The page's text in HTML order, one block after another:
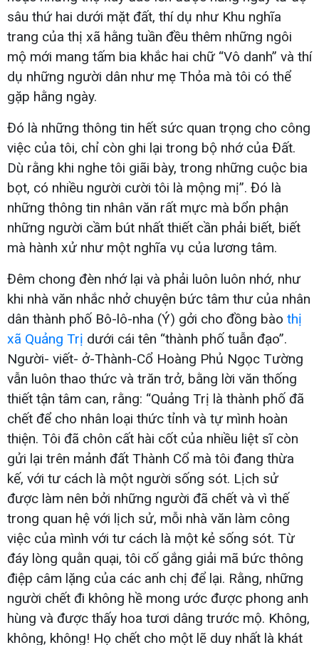
sâu thứ hai dưới mặt đất, thí dụ như Khu nghĩa
trang của thị xã hằng tuần đều thêm những ngôi
mộ mới mang tấm bia khắc hai chữ “Vô danh” và thí
dụ những người dân như mẹ Thỏa mà tôi có thể
gặp hằng ngày.
Đó là những thông tin hết sức quan trọng cho công
việc của tôi, chỉ còn ghi lại trong bộ nhớ của Đất.
Dù rằng khi nghe tôi giãi bày, trong những cuộc bia
bọt, có nhiều người cười tôi là mộng mị”. Đó là
những thông tin nhân văn rất mực mà bổn phận
những người cầm bút nhất thiết cần phải biết, biết
mà hành xử như một nghĩa vụ của lương tâm.
Đêm chong đèn nhớ lại và phải luôn luôn nhớ, như
khi nhà văn nhắc nhở chuyện bức tâm thư của nhân
dân thành phố Bô-lô-nha (Ý) gởi cho đồng bào thị
xã Quảng Trị dưới cái tên “thành phố tuẫn đạo”.
Người- viết- ở-Thành-Cổ Hoàng Phủ Ngọc Tường
vẫn luôn thao thức và trăn trở, bằng lời văn thống
thiết tận tâm can, rằng: “Quảng Trị là thành phố đã
chết để cho nhân loại thức tỉnh và tự mình hoàn
thiện. Tôi đã chôn cất hài cốt của nhiều liệt sĩ còn
gửi lại trên mảnh đất Thành Cổ mà tôi đang thừa
kế, với tư cách là một người sống sót. Lịch sử
được làm nên bởi những người đã chết và vì thế
trong quan hệ với lịch sử, mỗi nhà văn làm công
việc của mình với tư cách là một kẻ sống sót. Từ
đáy lòng quằn quại, tôi cố gắng giải mã bức thông
điệp câm lặng của các anh chị để lại. Rằng, những
người chết đi không hề mong ước được phong anh
hùng và được thấy hoa tươi dâng trước mộ. Không,
không, không! Họ chết cho một lẽ duy nhất là khát